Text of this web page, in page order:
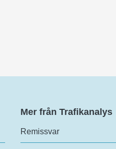
Mer från Trafikanalys
Remissvar